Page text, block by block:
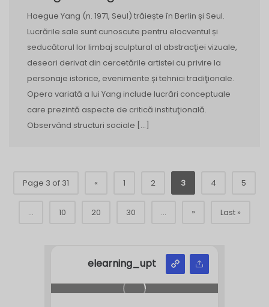
Haegue Yang (n. 1971, Seul) trăiește în Berlin și Seul.
Lucrările sale sunt cunoscute pentru elocventul și
seducătorul lor limbaj sculptural al abstracţiei vizuale,
deseori derivat din cercetările artistei cu privire la
personaje istorice, evenimente și tehnici tradiţionale.
Opera variată a lui Yang include lucrări conceptuale
care prezintă aspecte de critică instituţională.
Observând structuri sociale […]
Page 3 of 31 « 1 2 3 4 5
... 10 20 30 ... » Last »
elearning_upt